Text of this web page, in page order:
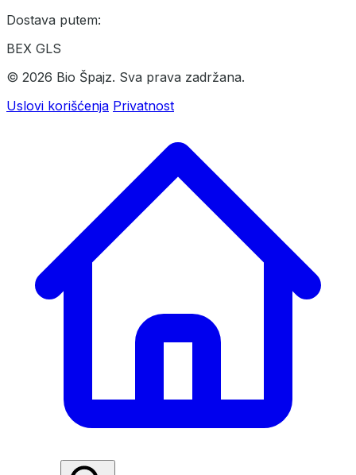
Dostava putem:
BEX GLS
© 2026 Bio Špajz. Sva prava zadržana.
Uslovi korišćenja Privatnost